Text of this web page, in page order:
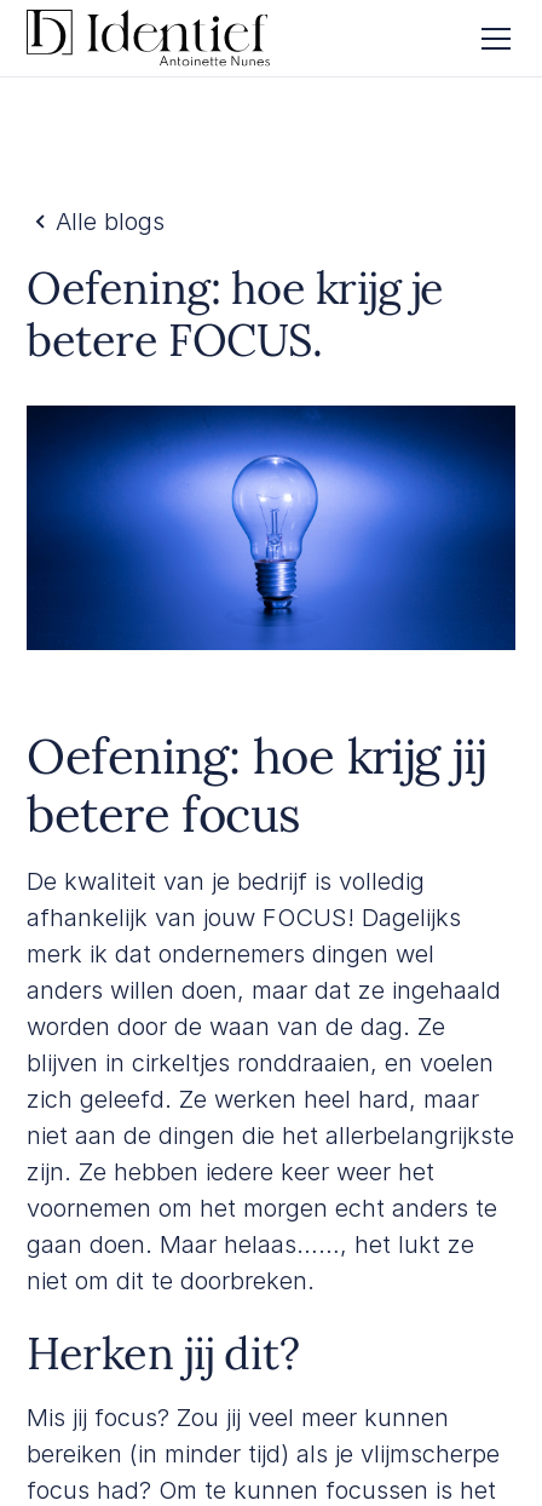
Alle blogs
Oefening: hoe krijg je
betere FOCUS.
Oefening: hoe krijg jij
betere focus
De kwaliteit van je bedrijf is volledig
afhankelijk van jouw FOCUS! Dagelijks
merk ik dat ondernemers dingen wel
anders willen doen, maar dat ze ingehaald
worden door de waan van de dag. Ze
blijven in cirkeltjes ronddraaien, en voelen
zich geleefd. Ze werken heel hard, maar
niet aan de dingen die het allerbelangrijkste
zijn. Ze hebben iedere keer weer het
voornemen om het morgen echt anders te
gaan doen. Maar helaas……, het lukt ze
niet om dit te doorbreken.
Herken jij dit?
Mis jij focus? Zou jij veel meer kunnen
bereiken (in minder tijd) als je vlijmscherpe
focus had? Om te kunnen focussen is het